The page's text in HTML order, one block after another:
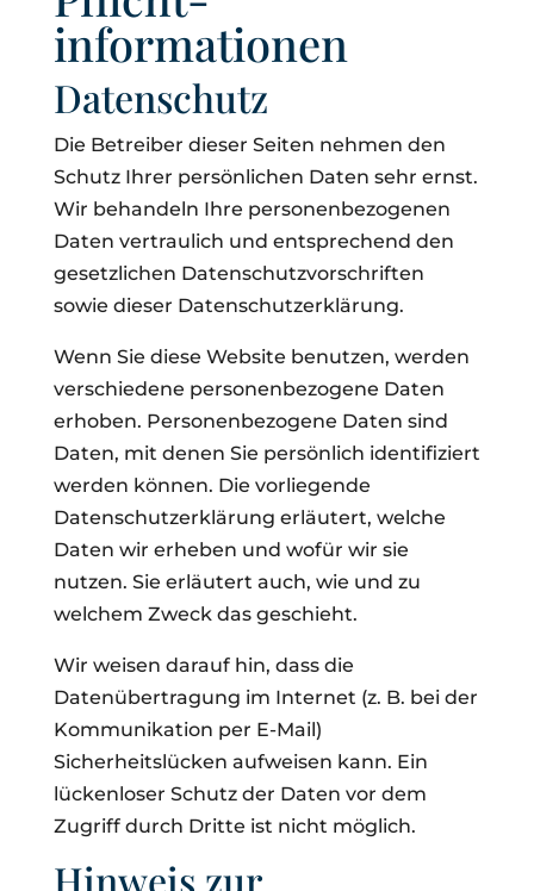
informationen
Datenschutz
Die Betreiber dieser Seiten nehmen den
Schutz Ihrer persönlichen Daten sehr ernst.
Wir behandeln Ihre personenbezogenen
Daten vertraulich und entsprechend den
gesetzlichen Datenschutzvorschriften
sowie dieser Datenschutzerklärung.
Wenn Sie diese Website benutzen, werden
verschiedene personenbezogene Daten
erhoben. Personenbezogene Daten sind
Daten, mit denen Sie persönlich identifiziert
werden können. Die vorliegende
Datenschutzerklärung erläutert, welche
Daten wir erheben und wofür wir sie
nutzen. Sie erläutert auch, wie und zu
welchem Zweck das geschieht.
Wir weisen darauf hin, dass die
Datenübertragung im Internet (z. B. bei der
Kommunikation per E-Mail)
Sicherheitslücken aufweisen kann. Ein
lückenloser Schutz der Daten vor dem
Zugriff durch Dritte ist nicht möglich.
Hinweis zur